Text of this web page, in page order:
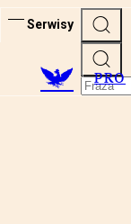
Serwisy
PRO